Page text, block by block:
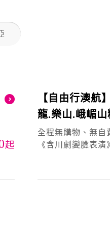
起
【自由行澳航
龍.樂山.峨嵋山
全程無購物、無自
《含川劇變臉表演